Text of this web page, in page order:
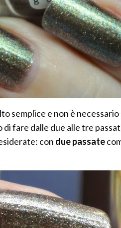
semplice e non è
fare dalle due alle tre
con due passate